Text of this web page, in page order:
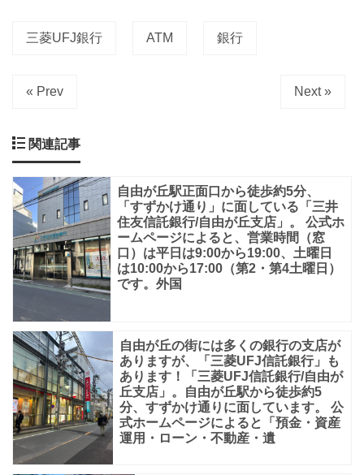
り
さ
て
本
当
に
不
便
で
す
よ
ね
写
真
は
三菱UFJ銀行 ATM 銀行
« Prev Next »
関連記事
自由が丘駅正面口から徒歩約5分、
「すずかけ通り」に面している「三井
住友信託銀行/自由が丘支店」。 公式ホ
ームページによると、営業時間（窓
口）は平日は9:00から19:00、土曜日
は10:00から17:00（第2・第4土曜日）
です。外国
自由が丘の街には多くの銀行の支店が
ありますが、「三菱UFJ信託銀行」も
あります！「三菱UFJ信託銀行/自由が
丘支店」。自由が丘駅から徒歩約5
分、すずかけ通りに面しています。 公
式ホームページによると「預金・資産
運用・ローン・不動産・遺